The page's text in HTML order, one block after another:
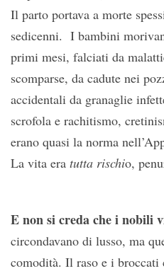
Il parto portava a morte
sedicenni. I bambini
primi mesi, falciati da
scomparse, da cadute nei
accidentali da granaglie
scrofola e rachitismo,
erano quasi la norma
La vita era tutta rischio,
E non si creda che i nobili
circondavano di lusso, ma
comodità. Il raso e i